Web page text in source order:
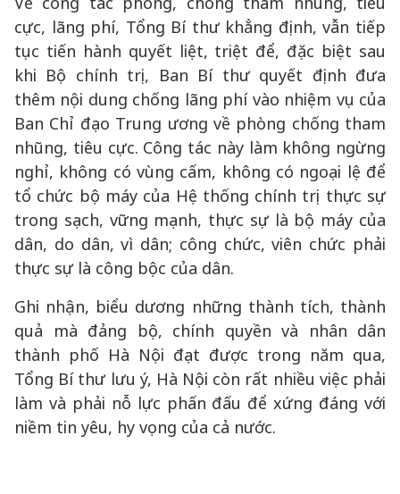
cực, lãng phí, Tổng Bí thư khẳng định, vẫn tiếp
tục tiến hành quyết liệt, triệt để, đặc biệt sau
khi Bộ chính trị, Ban Bí thư quyết định đưa
thêm nội dung chống lãng phí vào nhiệm vụ của
Ban Chỉ đạo Trung ương về phòng chống tham
nhũng, tiêu cực. Công tác này làm không ngừng
nghỉ, không có vùng cấm, không có ngoại lệ để
tổ chức bộ máy của Hệ thống chính trị thực sự
trong sạch, vững mạnh, thực sự là bộ máy của
dân, do dân, vì dân; công chức, viên chức phải
thực sự là công bộc của dân.
Ghi nhận, biểu dương những thành tích, thành
quả mà đảng bộ, chính quyền và nhân dân
thành phố Hà Nội đạt được trong năm qua,
Tổng Bí thư lưu ý, Hà Nội còn rất nhiều việc phải
làm và phải nỗ lực phấn đấu để xứng đáng với
niềm tin yêu, hy vọng của cả nước.